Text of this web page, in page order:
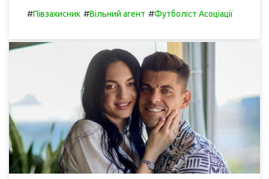
#Півзахисник #Вільний агент #Футболіст Асоціації